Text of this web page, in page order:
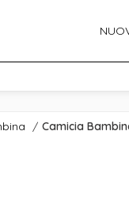
/ Camicia